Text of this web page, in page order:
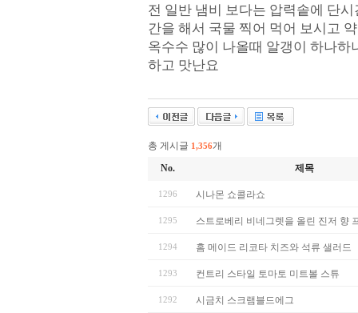
전 일반 냄비 보다는 압력솥에 단
간을 해서 국물 찍어 먹어 보시고
옥수수 많이 나올때 알갱이 하나
하고 맛난요
총 게시글 1,356개
No.
제목
1296 시나몬 쇼콜라쇼
1295 스트로베리 비네그렛을 올린 진저 향
1294 홈 메이드 리코타 치즈와 석류 샐러드
1293 컨트리 스타일 토마토 미트볼 스튜
1292 시금치 스크램블드에그